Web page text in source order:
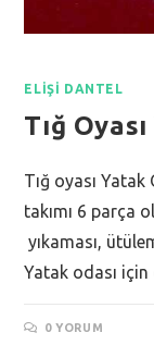
ELIŞI DANTEL
Tığ
Tığ oyası Yatak
takımı 6 parça
yıkaması,
Yatak odası
0 YORUM